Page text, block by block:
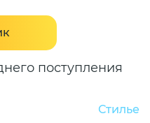
поступления
Стилье